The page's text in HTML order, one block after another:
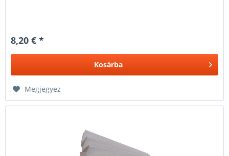
8,20 € *
Kosárba
Megjegyez